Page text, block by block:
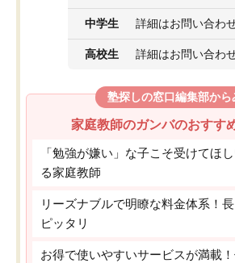
中学生 詳細はお問い合わ
高校生 詳細はお問い合わ
塾探しの窓口編集部から
家庭教師のガンバのおすす
「勉強が嫌い」な子こそ受けてほ
る家庭教師
リーズナブルで明瞭な料金体系！
ピッタリ
お得で使いやすいサービスが満載